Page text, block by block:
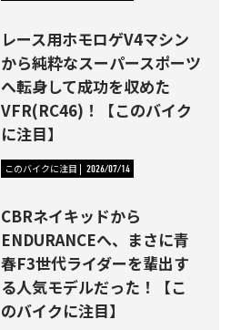
レース用ホモロゲV4マシン
から純粋なスーパースポーツ
へ転身して成功を収めた
VFR(RC46)！【このバイク
に注目】
このバイクに注目 2026/07/14
CBRネイキッドから
ENDURANCEへ、まさに青
春F3世代ライダーを輩出す
る人気モデルだった！【こ
のバイクに注目】